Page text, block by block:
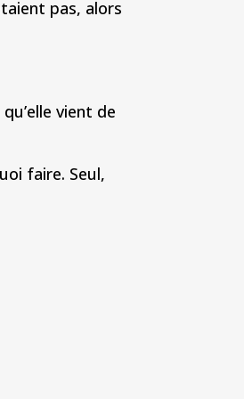
pas, alors
vient de
faire. Seul,